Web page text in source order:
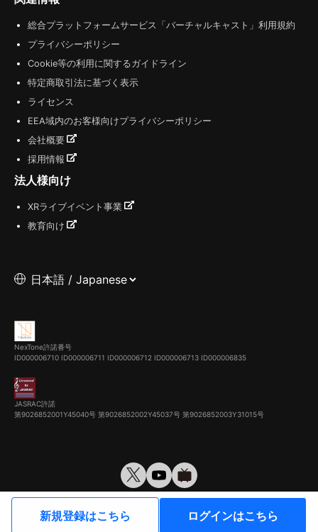
新規登録はこちら ログインはこちら
総合プラットフォームサービス「バーチャルキャスト」利用規約
プライバシーポリシー
Cookie等の利用に関するガイドライン
特定商取引法に基づく表示
ライセンス
EEA域内のお客様向けプライバシーポリシー
会社概要
採用情報
法人様向け
XRライブイベント事業
教育向け
NexTone許諾番号
ID000006710 ID000006711 ID000006712 ID000006713 ID000006835
JASRAC許諾
第9026852001Y45040号 第9026852002Y45037号 第9026852003Y31015号
© VirtualCast, Inc. All rights reserved.